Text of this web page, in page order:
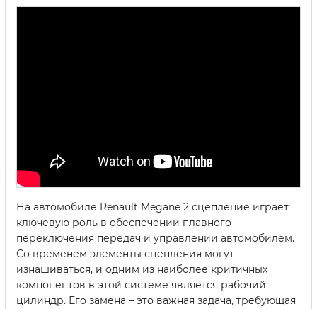
На автомобиле Renault Megane 2 сцепление играет
ключевую роль в обеспечении плавного
переключения передач и управлении автомобилем.
Со временем элементы сцепления могут
изнашиваться, и одним из наиболее критичных
компонентов в этой системе является рабочий
цилиндр. Его замена – это важная задача, требующая